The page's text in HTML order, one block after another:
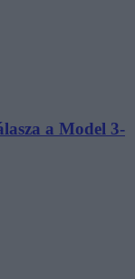
a Model 3-